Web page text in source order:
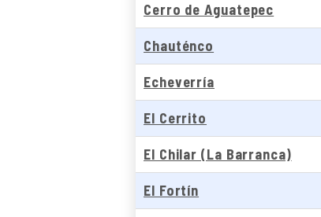
Cerro de Aguatepec
Chauténco
Echeverría
El Cerrito
El Chilar (La Barranca)
El Fortín